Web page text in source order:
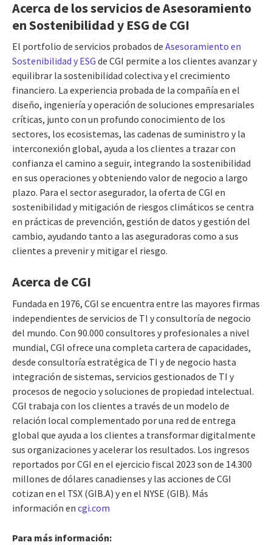
Acerca de los servicios de Asesoramiento
en Sostenibilidad y ESG de CGI
El portfolio de servicios probados de Asesoramiento en
Sostenibilidad y ESG de CGI permite a los clientes avanzar y
equilibrar la sostenibilidad colectiva y el crecimiento
financiero. La experiencia probada de la compañía en el
diseño, ingeniería y operación de soluciones empresariales
críticas, junto con un profundo conocimiento de los
sectores, los ecosistemas, las cadenas de suministro y la
interconexión global, ayuda a los clientes a trazar con
confianza el camino a seguir, integrando la sostenibilidad
en sus operaciones y obteniendo valor de negocio a largo
plazo. Para el sector asegurador, la oferta de CGI en
sostenibilidad y mitigación de riesgos climáticos se centra
en prácticas de prevención, gestión de datos y gestión del
cambio, ayudando tanto a las aseguradoras como a sus
clientes a prevenir y mitigar el riesgo.
Acerca de CGI
Fundada en 1976, CGI se encuentra entre las mayores firmas
independientes de servicios de TI y consultoría de negocio
del mundo. Con 90.000 consultores y profesionales a nivel
mundial, CGI ofrece una completa cartera de capacidades,
desde consultoría estratégica de TI y de negocio hasta
integración de sistemas, servicios gestionados de TI y
procesos de negocio y soluciones de propiedad intelectual.
CGI trabaja con los clientes a través de un modelo de
relación local complementado por una red de entrega
global que ayuda a los clientes a transformar digitalmente
sus organizaciones y acelerar los resultados. Los ingresos
reportados por CGI en el ejercicio fiscal 2023 son de 14.300
millones de dólares canadienses y las acciones de CGI
cotizan en el TSX (GIB.A) y en el NYSE (GIB). Más
información en cgi.com
Para más información: